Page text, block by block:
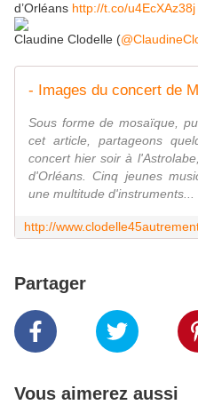
d’Orléans http://t.co/u4EcXAz38j
Claudine Clodelle (
Sous forme de mosaïque,
cet article, partageons
concert hier soir à
d'Orléans. Cinq jeunes
une multitude d'instruments...
Partager
Vous aimerez aussi